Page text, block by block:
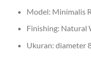
Model: Minimalis
Finishing: Natural
Ukuran: diameter